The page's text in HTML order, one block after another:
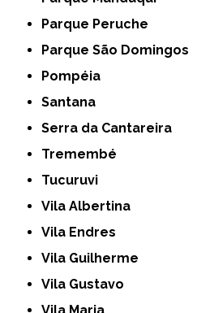
Parque Peruche
Parque São Domingos
Pompéia
Santana
Serra da Cantareira
Tremembé
Tucuruvi
Vila Albertina
Vila Endres
Vila Guilherme
Vila Gustavo